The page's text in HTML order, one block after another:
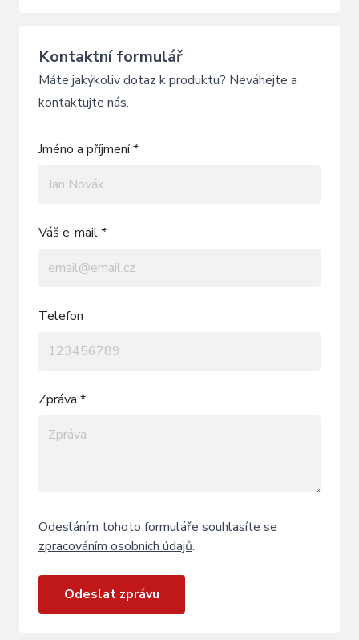
Kontaktní formulář
Máte jakýkoliv dotaz k produktu? Neváhejte a
kontaktujte nás.
Jméno a příjmení *
Váš e-mail *
Telefon
Zpráva *
Odesláním tohoto formuláře souhlasíte se
zpracováním osobních údajů.
Odeslat zprávu